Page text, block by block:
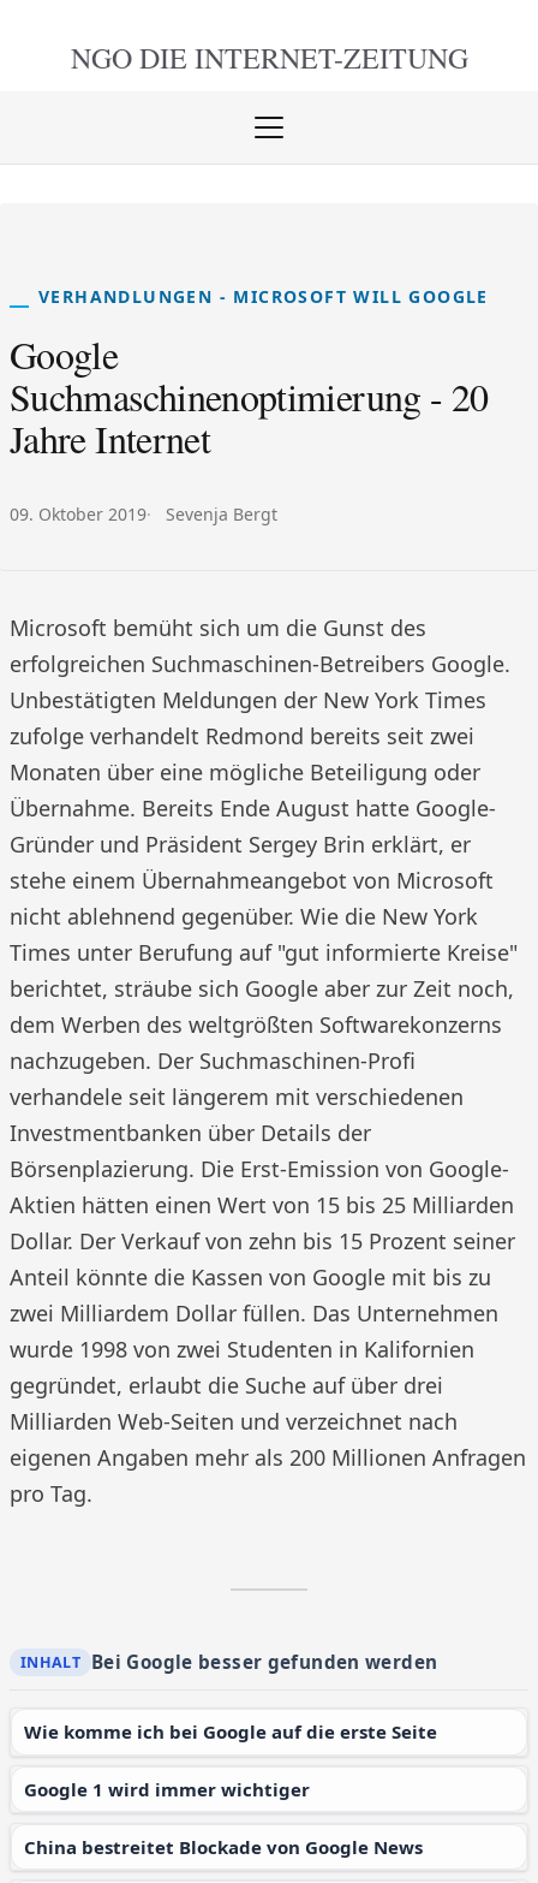
NGO DIE INTERNET-ZEITUNG
Menü
VERHANDLUNGEN - MICROSOFT WILL GOOGLE
Google
Suchmaschinenoptimierung - 20
Jahre Internet
Veröffentlicht am:
09. Oktober 2019 Autor:
Sevenja Bergt
Microsoft bemüht sich um die Gunst des
erfolgreichen Suchmaschinen-Betreibers Google.
Unbestätigten Meldungen der New York Times
zufolge verhandelt Redmond bereits seit zwei
Monaten über eine mögliche Beteiligung oder
Übernahme. Bereits Ende August hatte Google-
Gründer und Präsident Sergey Brin erklärt, er
stehe einem Übernahmeangebot von Microsoft
nicht ablehnend gegenüber. Wie die New York
Times unter Berufung auf "gut informierte Kreise"
berichtet, sträube sich Google aber zur Zeit noch,
dem Werben des weltgrößten Softwarekonzerns
nachzugeben. Der Suchmaschinen-Profi
verhandele seit längerem mit verschiedenen
Investmentbanken über Details der
Börsenplazierung. Die Erst-Emission von Google-
Aktien hätten einen Wert von 15 bis 25 Milliarden
Dollar. Der Verkauf von zehn bis 15 Prozent seiner
Anteil könnte die Kassen von Google mit bis zu
zwei Milliardem Dollar füllen. Das Unternehmen
wurde 1998 von zwei Studenten in Kalifornien
gegründet, erlaubt die Suche auf über drei
Milliarden Web-Seiten und verzeichnet nach
eigenen Angaben mehr als 200 Millionen Anfragen
pro Tag.
Bei Google besser gefunden werden
Wie komme ich bei Google auf die erste Seite
Google 1 wird immer wichtiger
China bestreitet Blockade von Google News